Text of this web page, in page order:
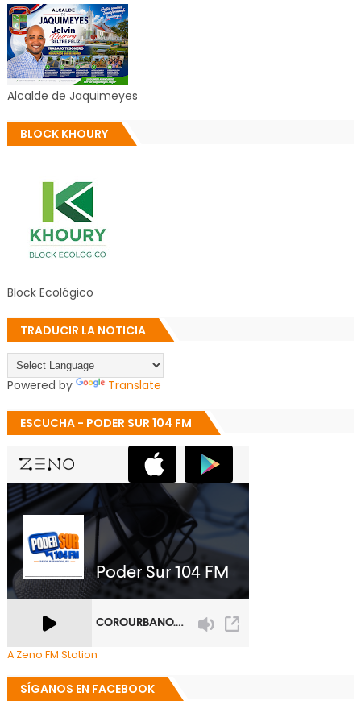
Alcalde de Jaquimeyes
BLOCK KHOURY
Block Ecológico
TRADUCIR LA NOTICIA
Powered by Translate
ESCUCHA - PODER SUR 104 FM
A Zeno.FM Station
SÍGANOS EN FACEBOOK